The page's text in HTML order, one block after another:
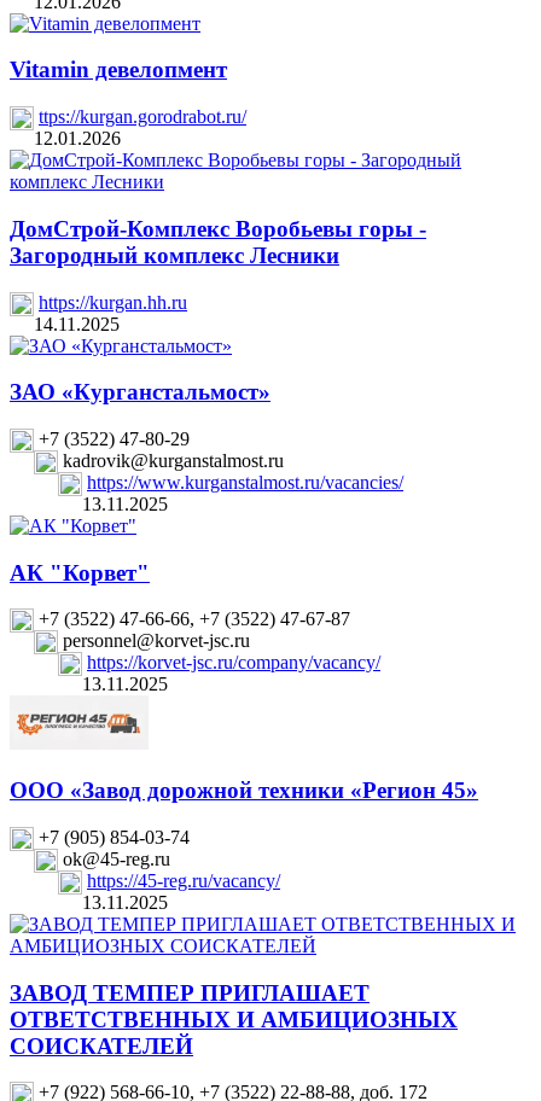
Vitamin девелопмент
ttps://kurgan.gorodrabot.ru/
12.01.2026
ДомСтрой-Комплекс Воробьевы горы -
Загородный комплекс Лесники
https://kurgan.hh.ru
14.11.2025
ЗАО «Курганстальмост»
+7 (3522) 47-80-29
kadrovik@kurganstalmost.ru
https://www.kurganstalmost.ru/vacancies/
13.11.2025
АК "Корвет"
+7 (3522) 47-66-66, +7 (3522) 47-67-87
personnel@korvet-jsc.ru
https://korvet-jsc.ru/company/vacancy/
13.11.2025
ООО «Завод дорожной техники «Регион 45»
+7 (905) 854-03-74
ok@45-reg.ru
https://45-reg.ru/vacancy/
13.11.2025
ЗАВОД ТЕМПЕР ПРИГЛАШАЕТ
ОТВЕТСТВЕННЫХ И АМБИЦИОЗНЫХ
СОИСКАТЕЛЕЙ
+7 (922) 568-66-10, +7 (3522) 22-88-88, доб. 172